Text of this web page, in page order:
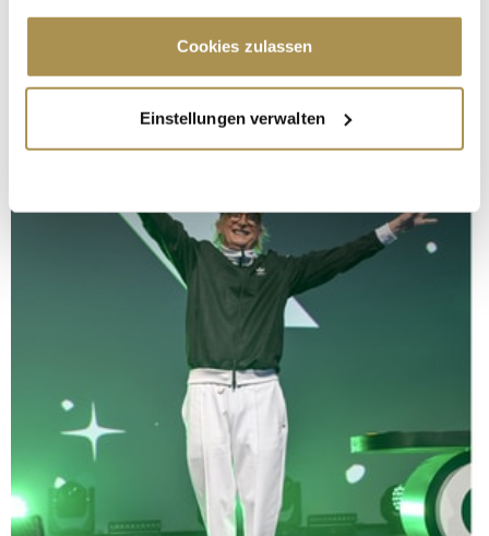
Cookie-Erklärung oder durch Klicken auf das Privacy
Trigger Symbol ändern oder widerrufen
Informationen über Ihre geografische Lage
erfassen, welche bis auf einige Meter genau sein
bestimmten Merkmalen (Fingerprinting) identifizieren
Erfahren Sie mehr darüber, wie Ihre persönlichen Daten
verarbeitet werden, und legen Sie Ihre Präferenzen im
fest.
Wir verwenden Cookies, um Inhalte und Anzeigen zu
personalisieren, Funktionen für soziale Medien anbieten
zu können und die Zugriffe auf unsere Website zu
analysieren. Außerdem geben wir Informationen zu Ihrer
Verwendung unserer Website an unsere Partner für
soziale Medien, Werbung und Analysen weiter. Unsere
Partner führen diese Informationen möglicherweise mit
Cookies zulassen
Einstellungen verwalten